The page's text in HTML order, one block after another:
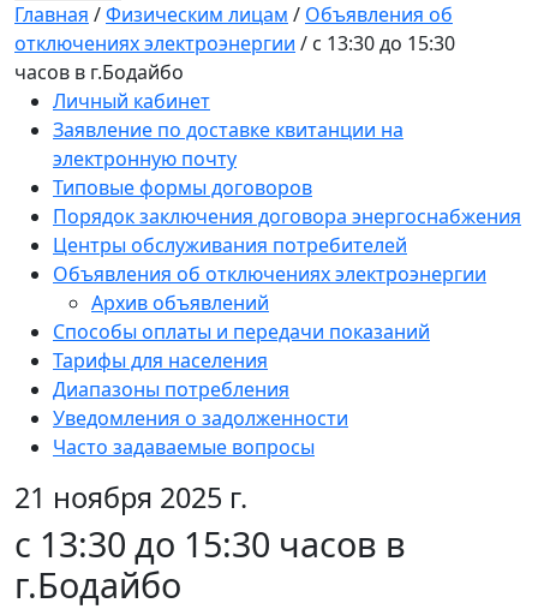
Главная /Физическим лицам / Объявления об
отключениях электроэнергии / с 13:30 до 15:30
часов в г.Бодайбо
Личный кабинет
Заявление по доставке квитанции на
электронную почту
Типовые формы договоров
Порядок заключения договора энергоснабжения
Центры обслуживания потребителей
Объявления об отключениях электроэнергии
Архив объявлений
Способы оплаты и передачи показаний
Тарифы для населения
Диапазоны потребления
Уведомления о задолженности
Часто задаваемые вопросы
21 ноября 2025 г.
с 13:30 до 15:30 часов в
г.Бодайбо